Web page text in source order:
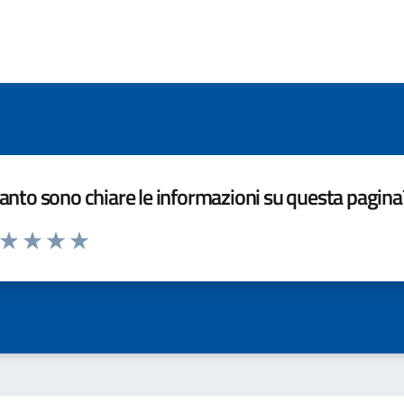
sono chiare le informazioni su questa
da 1 a 5 stelle la pagina